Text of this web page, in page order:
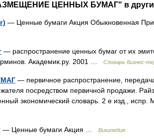
ЦЕННЫХ БУМАГ" в
— Ценные бумаги Акция Обыкновенная
— распространение ценных бумаг от их
Академик.ру. 2001 …
Словарь бизнес-
— первичное распространение,
посредством первичной продажи.
экономический словарь. 2 е изд.,
— Ценные бумаги Акция … Википедия